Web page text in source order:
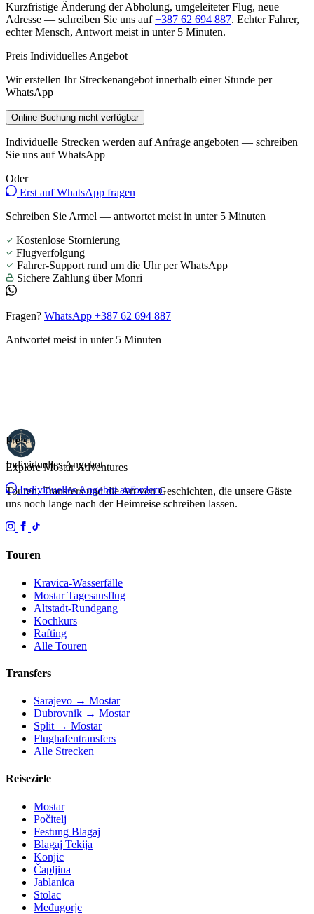
Kurzfristige Änderung der Abholung, umgeleiteter Flug, neue
Adresse — schreiben Sie uns auf+387 62 694 887. Echter Fahrer,
echter Mensch, Antwort meist in unter 5 Minuten.
Preis Individuelles Angebot
Wir erstellen Ihr Streckenangebot innerhalb einer Stunde per
WhatsApp
Online-Buchung nicht verfügbar
Individuelle Strecken werden auf Anfrage angeboten — schreiben
Sie uns auf WhatsApp
Oder
Erst auf WhatsApp fragen
Schreiben Sie Armel — antwortet meist in unter 5 Minuten
Kostenlose Stornierung
Flugverfolgung
Fahrer-Support rund um die Uhr per WhatsApp
Sichere Zahlung über Monri
Fragen? WhatsApp +387 62 694 887
Antwortet meist in unter 5 Minuten
Preis
Individuelles Angebot
Individuelles Angebot anfordern
Explore MostarAdventures
Touren, Transfers und die Art von Geschichten, die unsere Gäste
uns noch lange nach der Heimreise schreiben lassen.
Touren
Kravica-Wasserfälle
Mostar Tagesausflug
Altstadt-Rundgang
Kochkurs
Rafting
Alle Touren
Transfers
Sarajevo → Mostar
Dubrovnik → Mostar
Split → Mostar
Flughafentransfers
Alle Strecken
Reiseziele
Mostar
Počitelj
Festung Blagaj
Blagaj Tekija
Konjic
Čapljina
Jablanica
Stolac
Međugorje